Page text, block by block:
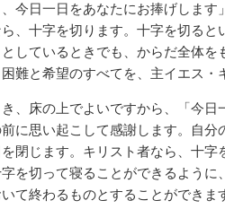
今日一日をあなたにお捧げしま
、十字を切ります。十字を切る
しているときでも、からだ全体
難と希望のすべてを、主イエス
、床の上でよいですから、「今
に思い起こして感謝します。自
閉じます。キリスト者なら、十
を切って寝ることができるよう
て終わるものとすることができま